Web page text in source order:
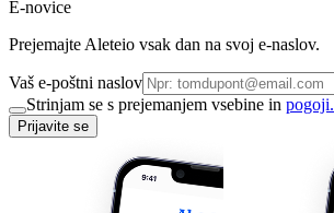
E-novice
Prejemajte Aleteio vsak dan na svoj e-naslov.
Vaš e-poštni naslov
Strinjam se s prejemanjem vsebine in pogoji.
Prijavite se